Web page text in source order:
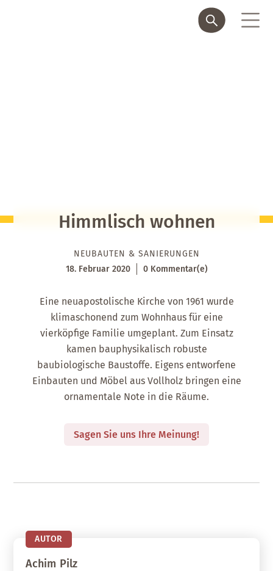
Himmlisch wohnen
NEUBAUTEN & SANIERUNGEN
18. Februar 2020
0 Kommentar(e)
Eine neuapostolische Kirche von 1961 wurde
klimaschonend zum Wohnhaus für eine
vierköpfige Familie umgeplant. Zum Einsatz
kamen bauphysikalisch robuste
baubiologische Baustoffe. Eigens entworfene
Einbauten und Möbel aus Vollholz bringen eine
ornamentale Note in die Räume.
Sagen Sie uns Ihre Meinung!
AUTOR
Achim Pilz